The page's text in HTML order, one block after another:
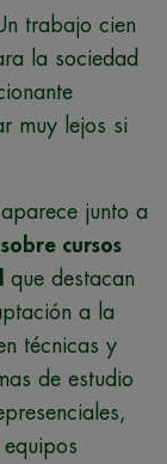
trabajo cien
la sociedad
muy lejos si
junto a
cursos
que destacan
a la
técnicas y
de estudio